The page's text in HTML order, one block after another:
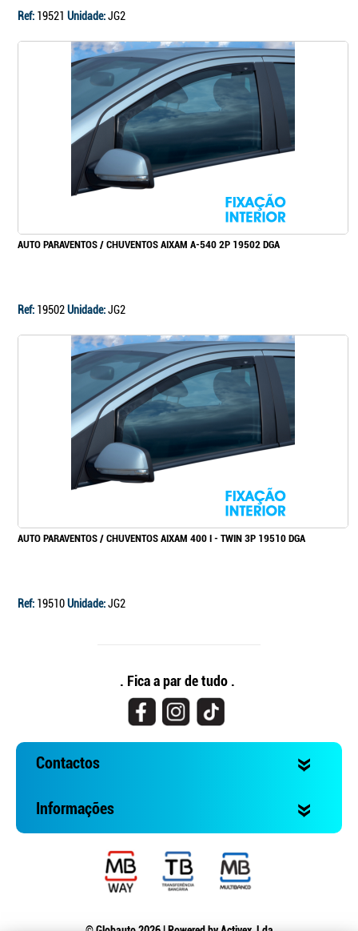
Ref: 19521 Unidade:JG2
AUTO PARAVENTOS / CHUVENTOS AIXAM A-540 2P 19502 DGA
Ref: 19502Unidade:JG2
AUTO PARAVENTOS / CHUVENTOS AIXAM 400 I - TWIN 3P 19510 DGA
Ref: 19510Unidade:JG2
. Fica a par de tudo .
Contactos
Informações